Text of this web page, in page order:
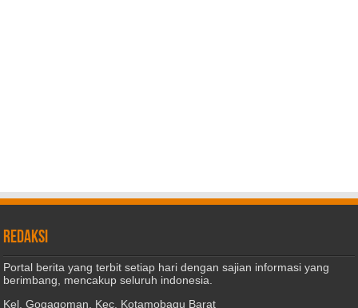
REDAKSI
Portal berita yang terbit setiap hari dengan sajian informasi yang
berimbang, mencakup seluruh indonesia.
Kel. Gogagoman, Kec. Kotamobagu Barat